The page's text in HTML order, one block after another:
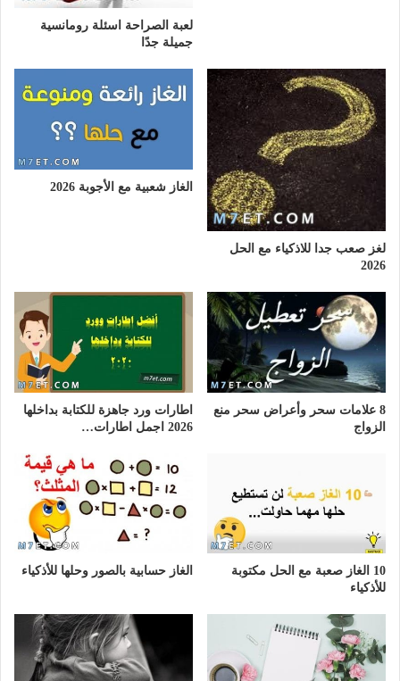
لعبة الصراحة اسئلة رومانسية
جميلة جدًا
لغز صعب جدا للاذكياء مع الحل
2026
الغاز شعبية مع الأجوبة 2026
8 علامات سحر وأعراض سحر منع
الزواج
اطارات ورد جاهزة للكتابة بداخلها
2026 اجمل اطارات…
10 الغاز صعبة مع الحل مكتوبة
للأذكياء
الغاز حسابية بالصور وحلها للأذكياء